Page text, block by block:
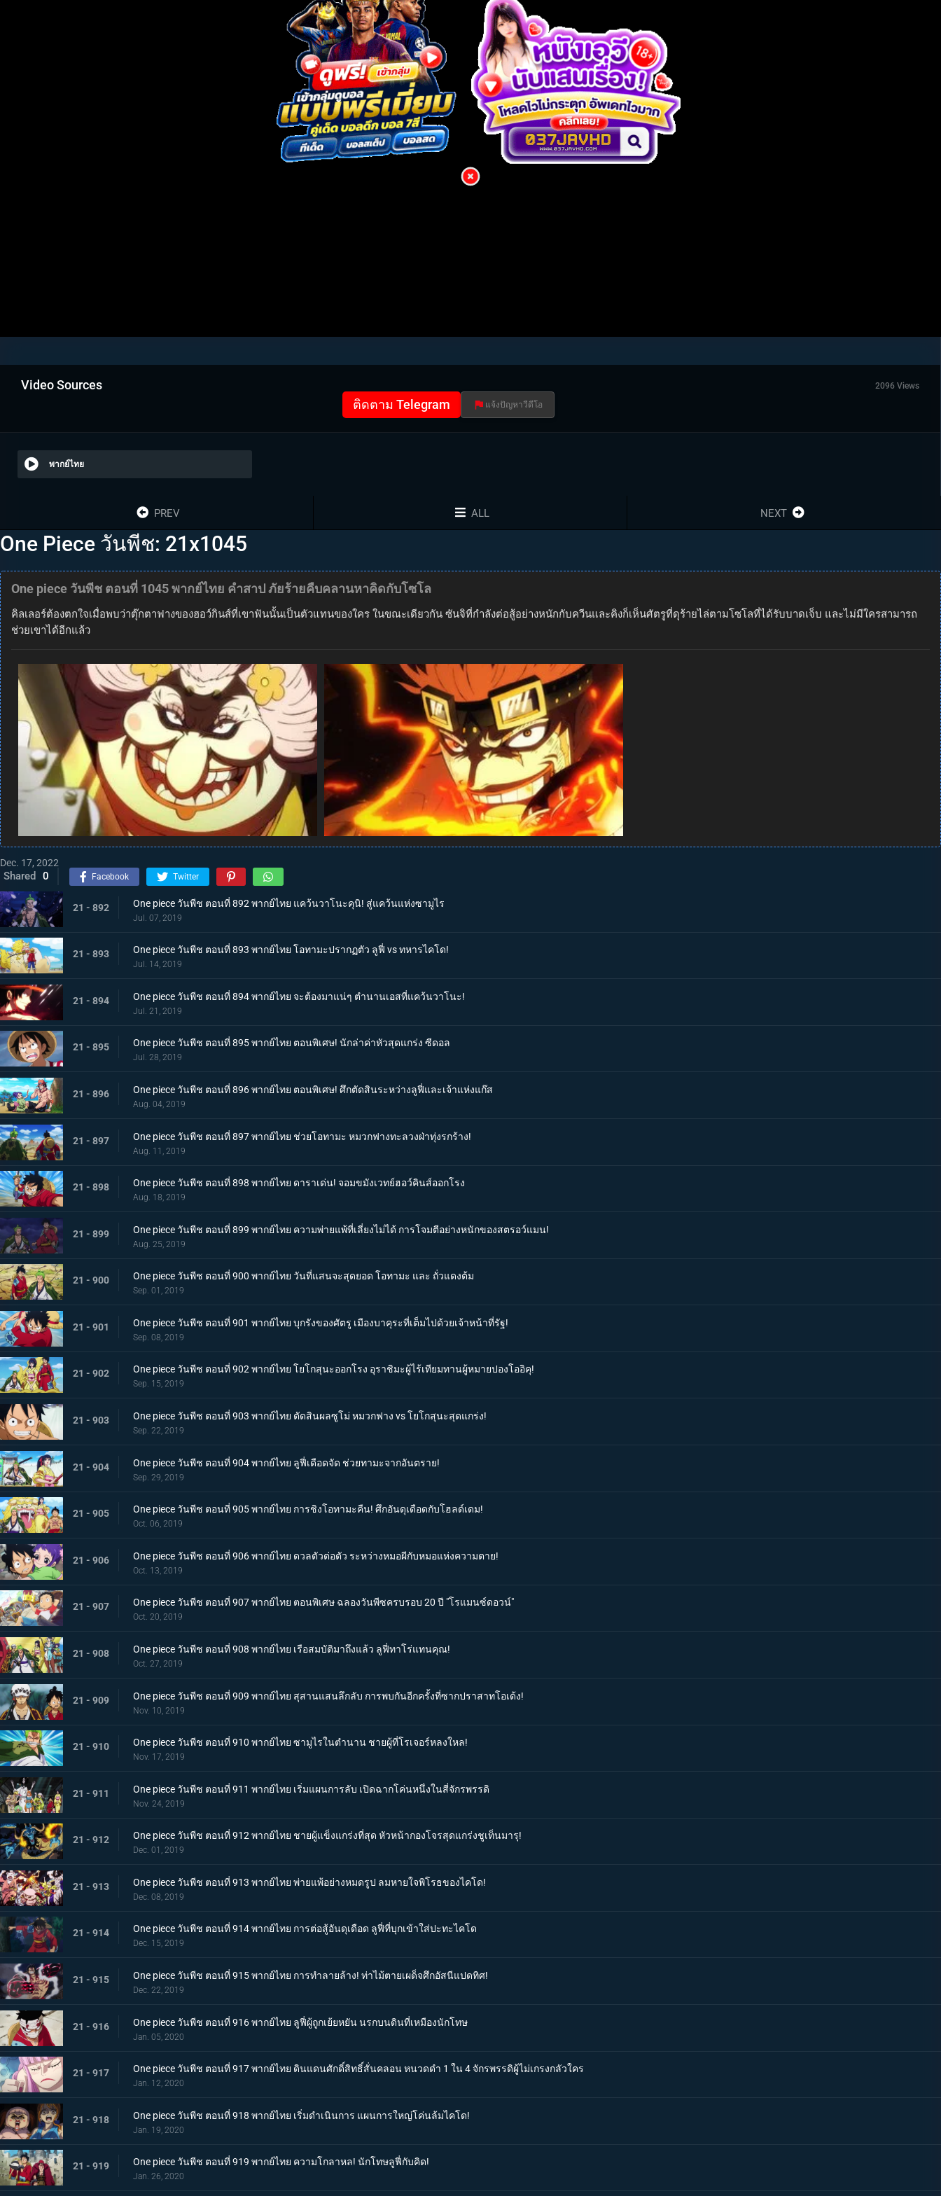
Video Sources 2096 Views
ติดตาม Telegram แจ้งปัญหาวีดีโอ
พากย์ไทย
PREV ALL NEXT
One Piece วันพีช: 21x1045
One piece วันพีช ตอนที่ 1045 พากย์ไทย คำสาป ภัยร้ายคืบคลานหาคิดกับโซโล
คิลเลอร์ต้องตกใจเมื่อพบว่าตุ๊กตาฟางของฮอว์กินส์ที่เขาฟันนั้นเป็นตัวแทนของใคร ในขณะเดียวกัน ซันจิที่กำลังต่อสู้อย่างหนักกับควีนและคิงก็เห็นศัตรูที่ดุร้ายไล่ตามโซโลที่ได้รับบาดเจ็บ และไม่มีใครสามารถ
ช่วยเขาได้อีกแล้ว
Dec. 17, 2022
Shared 0 Facebook Twitter
21 - 892 One piece วันพีช ตอนที่ 892 พากย์ไทย แคว้นวาโนะคุนิ! สู่แคว้นแห่งซามูไร
Jul. 07, 2019
21 - 893 One piece วันพีช ตอนที่ 893 พากย์ไทย โอทามะปรากฏตัว ลูฟี่ vs ทหารไคโด!
Jul. 14, 2019
21 - 894 One piece วันพีช ตอนที่ 894 พากย์ไทย จะต้องมาแน่ๆ ตำนานเอสที่แคว้นวาโนะ!
Jul. 21, 2019
21 - 895 One piece วันพีช ตอนที่ 895 พากย์ไทย ตอนพิเศษ! นักล่าค่าหัวสุดแกร่ง ซีดอล
Jul. 28, 2019
21 - 896 One piece วันพีช ตอนที่ 896 พากย์ไทย ตอนพิเศษ! ศึกตัดสินระหว่างลูฟี่และเจ้าแห่งแก๊ส
Aug. 04, 2019
21 - 897 One piece วันพีช ตอนที่ 897 พากย์ไทย ช่วยโอทามะ หมวกฟางทะลวงฝ่าทุ่งรกร้าง!
Aug. 11, 2019
21 - 898 One piece วันพีช ตอนที่ 898 พากย์ไทย ดาราเด่น! จอมขมังเวทย์ฮอว์คินส์ออกโรง
Aug. 18, 2019
21 - 899 One piece วันพีช ตอนที่ 899 พากย์ไทย ความพ่ายแพ้ที่เลี่ยงไม่ได้ การโจมตีอย่างหนักของสตรอว์แมน!
Aug. 25, 2019
21 - 900 One piece วันพีช ตอนที่ 900 พากย์ไทย วันที่แสนจะสุดยอด โอทามะ และ ถั่วแดงต้ม
Sep. 01, 2019
21 - 901 One piece วันพีช ตอนที่ 901 พากย์ไทย บุกรังของศัตรู เมืองบาคุระที่เต็มไปด้วยเจ้าหน้าที่รัฐ!
Sep. 08, 2019
21 - 902 One piece วันพีช ตอนที่ 902 พากย์ไทย โยโกสุนะออกโรง อุราชิมะผู้ไร้เทียมทานผู้หมายปองโออิคุ!
Sep. 15, 2019
21 - 903 One piece วันพีช ตอนที่ 903 พากย์ไทย ตัดสินผลซูโม่ หมวกฟาง vs โยโกสุนะสุดแกร่ง!
Sep. 22, 2019
21 - 904 One piece วันพีช ตอนที่ 904 พากย์ไทย ลูฟี่เดือดจัด ช่วยทามะจากอันตราย!
Sep. 29, 2019
21 - 905 One piece วันพีช ตอนที่ 905 พากย์ไทย การชิงโอทามะคืน! ศึกอันดุเดือดกับโฮลด์เดม!
Oct. 06, 2019
21 - 906 One piece วันพีช ตอนที่ 906 พากย์ไทย ดวลตัวต่อตัว ระหว่างหมอผีกับหมอแห่งความตาย!
Oct. 13, 2019
21 - 907 One piece วันพีช ตอนที่ 907 พากย์ไทย ตอนพิเศษ ฉลองวันพีซครบรอบ 20 ปี "โรแมนซ์ดอวน์"
Oct. 20, 2019
21 - 908 One piece วันพีช ตอนที่ 908 พากย์ไทย เรือสมบัติมาถึงแล้ว ลูฟี่ทาโร่แทนคุณ!
Oct. 27, 2019
21 - 909 One piece วันพีช ตอนที่ 909 พากย์ไทย สุสานแสนลึกลับ การพบกันอีกครั้งที่ซากปราสาทโอเด้ง!
Nov. 10, 2019
21 - 910 One piece วันพีช ตอนที่ 910 พากย์ไทย ซามูไรในตำนาน ชายผู้ที่โรเจอร์หลงใหล!
Nov. 17, 2019
21 - 911 One piece วันพีช ตอนที่ 911 พากย์ไทย เริ่มแผนการลับ เปิดฉากโค่นหนึ่งในสี่จักรพรรดิ
Nov. 24, 2019
21 - 912 One piece วันพีช ตอนที่ 912 พากย์ไทย ชายผู้แข็งแกร่งที่สุด หัวหน้ากองโจรสุดแกร่งชูเท็นมารุ!
Dec. 01, 2019
21 - 913 One piece วันพีช ตอนที่ 913 พากย์ไทย พ่ายแพ้อย่างหมดรูป ลมหายใจพิโรธของไคโด!
Dec. 08, 2019
21 - 914 One piece วันพีช ตอนที่ 914 พากย์ไทย การต่อสู้อันดุเดือด ลูฟี่ที่บุกเข้าใส่ปะทะไคโด
Dec. 15, 2019
21 - 915 One piece วันพีช ตอนที่ 915 พากย์ไทย การทำลายล้าง! ท่าไม้ตายเผด็จศึกอัสนีแปดทิศ!
Dec. 22, 2019
21 - 916 One piece วันพีช ตอนที่ 916 พากย์ไทย ลูฟี่ผู้ถูกเย้ยหยัน นรกบนดินที่เหมืองนักโทษ
Jan. 05, 2020
21 - 917 One piece วันพีช ตอนที่ 917 พากย์ไทย ดินแดนศักดิ์สิทธิ์สั่นคลอน หนวดดำ 1 ใน 4 จักรพรรดิผู้ไม่เกรงกลัวใคร
Jan. 12, 2020
21 - 918 One piece วันพีช ตอนที่ 918 พากย์ไทย เริ่มดำเนินการ แผนการใหญ่โค่นล้มไคโด!
Jan. 19, 2020
21 - 919 One piece วันพีช ตอนที่ 919 พากย์ไทย ความโกลาหล! นักโทษลูฟี่กับคิด!
Jan. 26, 2020